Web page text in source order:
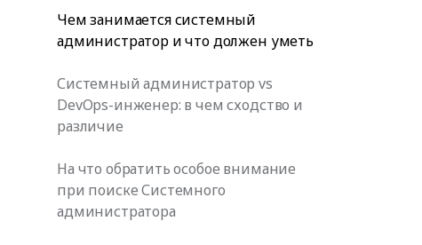
Чем занимается системный
администратор и что должен уметь
Системный администратор vs
DevOps-инженер: в чем сходство и
различие
На что обратить особое внимание
при поиске Системного
администратора